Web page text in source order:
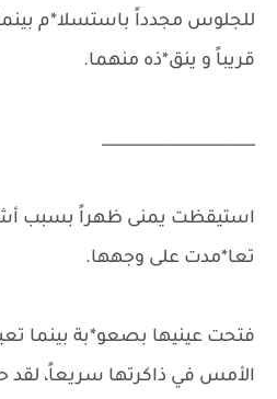
للجلوس مجدداً باستسلا*م
قريباً و ينق*ذه منهما.
____________________
استيقظت يمنى ظهراً بسبب
تعا*مدت على وجهها.
فتحت عينيها بصعو*بة بينما
الأمس في ذاكرتها سريعاً، لقد